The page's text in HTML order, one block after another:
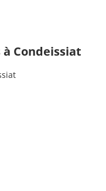
Condeissiat